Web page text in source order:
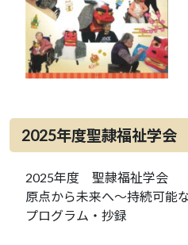
2025年度聖隷福祉学会
2025年度 聖隷福祉学会
原点から未来へ～持続可能
プログラム・抄録